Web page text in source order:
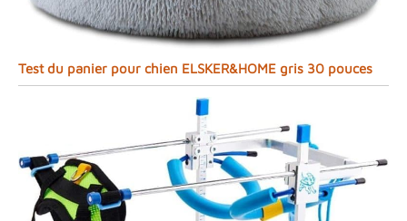
Test du panier pour chien ELSKER&HOME gris 30 pouces